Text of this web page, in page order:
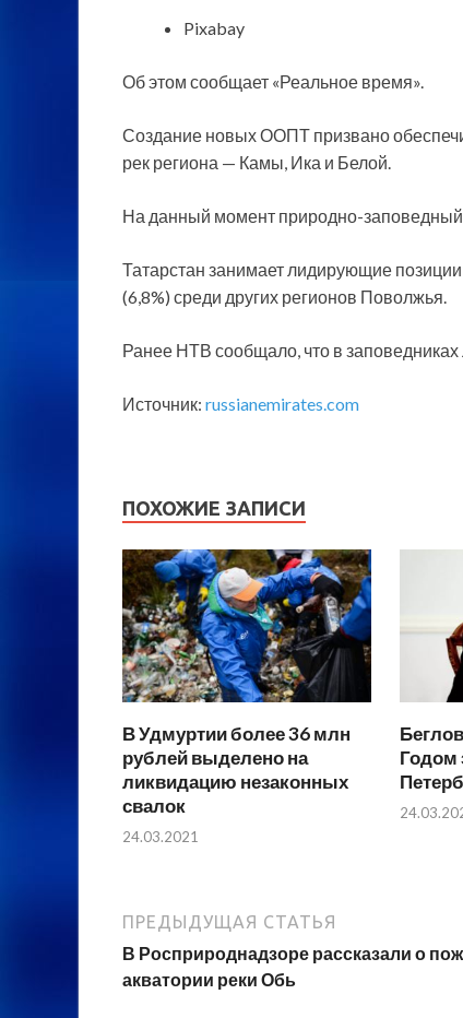
Pixabay
Об этом сообщает «Реальное время».
Создание новых ООПТ призвано
рек региона — Камы, Ика и Белой.
На данный момент природно-
Татарстан занимает лидирующие
(6,8%) среди других регионов Поволжья.
Ранее НТВ сообщало, что в
Источник: russianemirates.com
ПОХОЖИЕ ЗАПИСИ
В Удмуртии более 36 млн
рублей выделено на
ликвидацию незаконных
свалок
24.03.2021
Годом
ПРЕДЫДУЩАЯ СТАТЬЯ
В Росприроднадзоре рассказали о
акватории реки Обь